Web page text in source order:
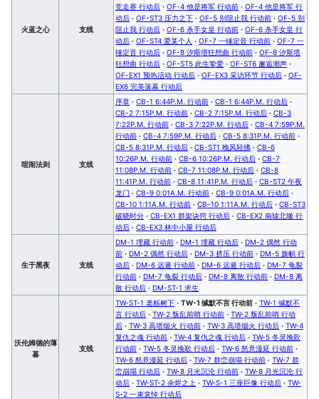
火蓝之心 支线
竞走赛 行动后 · OF-4 他是将军 行动前 · OF-4 他是将军 行
动后 · OF-ST3 压力之下 · OF-5 别阻止我 行动前 · OF-5 别
阻止我 行动后 · OF-6 杀手女皇 行动前 · OF-6 杀手女皇 行
动后 · OF-ST4 爱某个人 · OF-7 一锤定音 行动前 · OF-7 一
锤定音 行动后 · OF-8 汐斯塔狂想曲 行动前 · OF-8 汐斯塔
狂想曲 行动后 · OF-ST5 此生挚爱 · OF-ST6 邂逅潮声 ·
OF-EX1 预热活动 行动后 · OF-EX3 采访环节 行动后 · OF-
EX6 完美落幕 行动后
喧闹法则 支线
序章 · CB-1 6:44P.M. 行动前 · CB-1 6:44P.M. 行动后 ·
CB-2 7:15P.M. 行动前 · CB-2 7:15P.M. 行动后 · CB-3
7:22P.M. 行动前 · CB-3 7:22P.M. 行动后 · CB-4 7:59P.M.
行动前 · CB-4 7:59P.M. 行动后 · CB-5 8:31P.M. 行动前 ·
CB-5 8:31P.M. 行动后 · CB-ST1 晚风轻拂 · CB-6
10:26P.M. 行动前 · CB-6 10:26P.M. 行动后 · CB-7
11:08P.M. 行动前 · CB-7 11:08P.M. 行动后 · CB-8
11:41P.M. 行动前 · CB-8 11:41P.M. 行动后 · CB-ST2 午夜
龙门 · CB-9 0:01A.M. 行动前 · CB-9 0:01A.M. 行动后 ·
CB-10 1:11A.M. 行动前 · CB-10 1:11A.M. 行动后 · CB-ST3
破晓时分 · CB-EX1 群架诀窍 行动后 · CB-EX2 南辕北辙 行
动后 · CB-EX3 林中小屋 行动后
生于黑夜 支线
DM-1 埋藏 行动前 · DM-1 埋藏 行动后 · DM-2 偶然 行动
前 · DM-2 偶然 行动后 · DM-3 挤压 行动前 · DM-5 旗帜 行
动后 · DM-6 远遁 行动前 · DM-6 远遁 行动后 · DM-7 龟裂
行动前 · DM-7 龟裂 行动后 · DM-8 离散 行动前 · DM-8 离
散 行动后 · DM-ST-1 求生
沃伦姆德的薄
暮
支线
TW-ST-1 老栎树下 · TW-1 缄默不言 行动前 · TW-1 缄默不
言 行动后 · TW-2 叛乱前哨 行动前 · TW-2 叛乱前哨 行动
后 · TW-3 高塔烟火 行动前 · TW-3 高塔烟火 行动后 · TW-4
复仇之魂 行动前 · TW-4 复仇之魂 行动后 · TW-5 冬灵挽歌
行动前 · TW-5 冬灵挽歌 行动后 · TW-6 怒意漫延 行动前 ·
TW-6 怒意漫延 行动后 · TW-7 群峦崩塌 行动前 · TW-7 群
峦崩塌 行动后 · TW-8 月光沉沦 行动前 · TW-8 月光沉沦 行
动后 · TW-ST-2 余烬之上 · TW-S-1 三座巨像 行动后 · TW-
S-2 一束哀悼 行动后